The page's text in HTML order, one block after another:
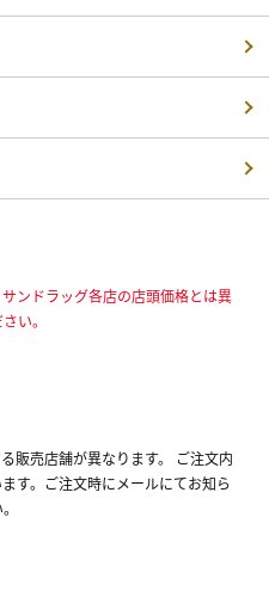
ンドラッグ各店の店頭価格とは異
い。
販売店舗が異なります。 ご注文内
す。ご注文時にメールにてお知ら